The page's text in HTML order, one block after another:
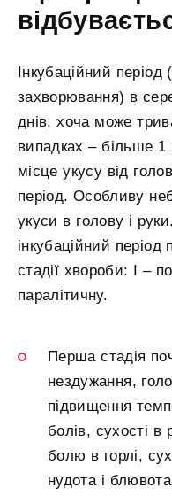
Інкубаційний
захворювання) в
днів, хоча може
випадках – більше
місце укусу від
період. Особливу
укуси в голову і
інкубаційний
стадії хвороби: I –
паралітичну.
Перша стадія
нездужання,
підвищення
болів, сухості в
болю в горлі,
нудота і